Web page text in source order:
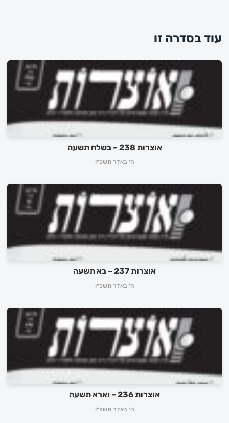
עוד בסדרה זו
אוצרות 238 – בשלח תשעה
ה׳ באדר תשפ״ו
אוצרות 237 – בא תשעה
ה׳ באדר תשפ״ו
אוצרות 236 – וארא תשעה
ה׳ באדר תשפ״ו